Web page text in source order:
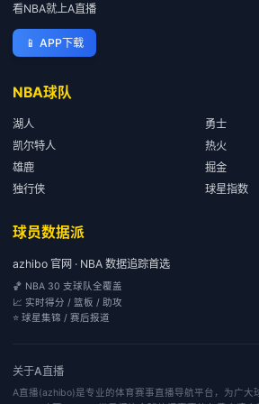
看NBA就上A直播
📱 APP下载
NBA球队
湖人
勇士
凯尔特人
热火
雄鹿
掘金
独行侠
球星指数
球员数据派
azhibo 官网 · NBA 数据追踪首选
🏀 NBA 30 支球队全覆盖
📈 实时得分 / 篮板 / 助攻
⭐ 球星集锦 / 赛后报道
关于A直播
A直播(azhibo)是专业的体育赛事直播导航平台，为广大